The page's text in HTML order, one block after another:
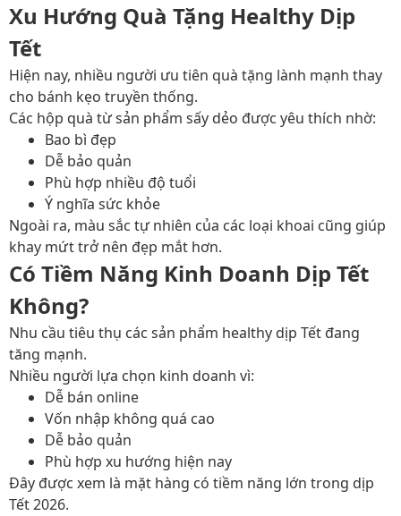
Xu Hướng Quà Tặng Healthy Dịp
Tết
Hiện nay, nhiều người ưu tiên quà tặng lành mạnh thay
cho bánh kẹo truyền thống.
Các hộp quà từ sản phẩm sấy dẻo được yêu thích nhờ:
Bao bì đẹp
Dễ bảo quản
Phù hợp nhiều độ tuổi
Ý nghĩa sức khỏe
Ngoài ra, màu sắc tự nhiên của các loại khoai cũng giúp
khay mứt trở nên đẹp mắt hơn.
Có Tiềm Năng Kinh Doanh Dịp Tết
Không?
Nhu cầu tiêu thụ các sản phẩm healthy dịp Tết đang
tăng mạnh.
Nhiều người lựa chọn kinh doanh vì:
Dễ bán online
Vốn nhập không quá cao
Dễ bảo quản
Phù hợp xu hướng hiện nay
Đây được xem là mặt hàng có tiềm năng lớn trong dịp
Tết 2026.